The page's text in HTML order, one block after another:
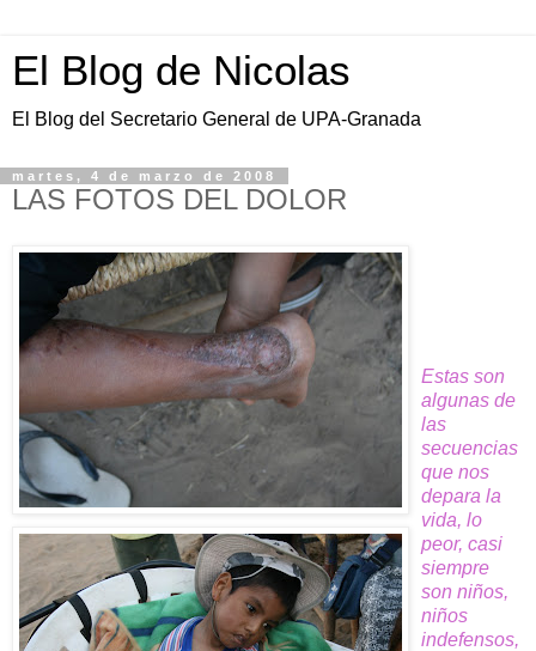
El Blog de Nicolas
El Blog del Secretario General de UPA-Granada
martes, 4 de marzo de 2008
LAS FOTOS DEL DOLOR
Estas son
algunas de
las
secuencias
que nos
depara la
vida, lo
peor, casi
siempre
son niños,
niños
indefensos,